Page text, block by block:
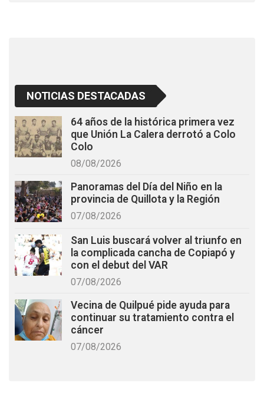
NOTICIAS DESTACADAS
64 años de la histórica primera vez
que Unión La Calera derrotó a Colo
Colo
08/08/2026
Panoramas del Día del Niño en la
provincia de Quillota y la Región
07/08/2026
San Luis buscará volver al triunfo en
la complicada cancha de Copiapó y
con el debut del VAR
07/08/2026
Vecina de Quilpué pide ayuda para
continuar su tratamiento contra el
cáncer
07/08/2026